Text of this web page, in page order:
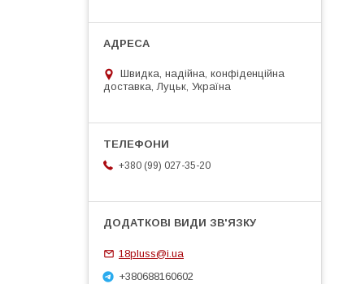
Швидка, надійна, конфіденційна
доставка, Луцьк, Україна
+380 (99) 027-35-20
18pluss@i.ua
+380688160602